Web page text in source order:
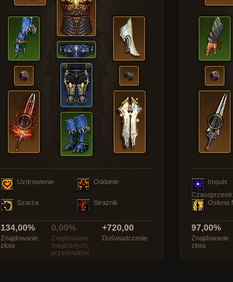
Uzdrowienie Oddanie
Szarża Strażnik
134,00%
Znajdowanie
złota
0,00%
Znajdowanie
magicznych
przedmiotów
+720,00
Doświadczenie
Impuls
Osłona
97,00%
Znajdowanie
złota